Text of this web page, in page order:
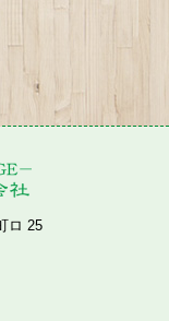
ロ 25